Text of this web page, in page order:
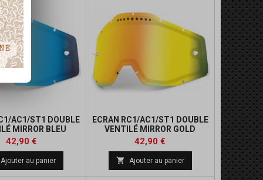
AC1/ST1 DOUBLE
MIRROR BLEU
Prix
42,90 €
Ajouter au panier
ECRAN RC1/AC1/ST1 DOUBLE
VENTILÉ MIRROR GOLD
Prix
42,90 €
 Ajouter au panier